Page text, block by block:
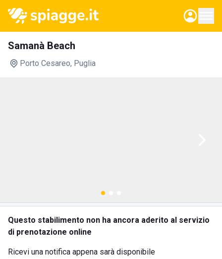
Samanà Beach
Porto Cesareo, Puglia
Questo stabilimento non ha ancora aderito al servizio
di prenotazione online
Ricevi una notifica appena sarà disponibile